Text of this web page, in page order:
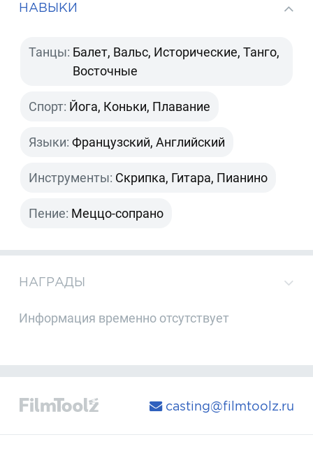
НАВЫКИ
Танцы: Балет, Вальс, Исторические, Танго,
Восточные
Спорт: Йога, Коньки, Плавание
Языки: Французский, Английский
Инструменты: Скрипка, Гитара, Пианино
Пение: Меццо-сопрано
НАГРАДЫ
Информация временно отсутствует
casting@filmtoolz.ru